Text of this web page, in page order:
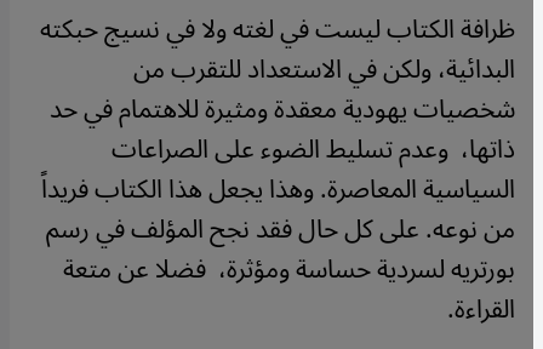
ظرافة الكتاب ليست في لغته ولا في نسيج حبكته
البدائية، ولكن في الاستعداد للتقرب من
شخصيات يهودية معقدة ومثيرة للاهتمام في حد
ذاتها، وعدم تسليط الضوء على الصراعات
السياسية المعاصرة. وهذا يجعل هذا الكتاب فريداً
من نوعه. على كل حال فقد نجح المؤلف في رسم
بورتريه لسردية حساسة ومؤثرة، فضلا عن متعة
القراءة.